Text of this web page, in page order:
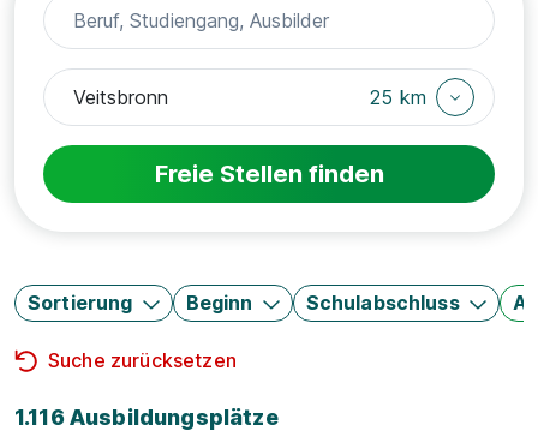
25 km
Freie Stellen finden
Sortierung Beginn Schulabschluss
Suche zurücksetzen
1.116 Ausbildungsplätze